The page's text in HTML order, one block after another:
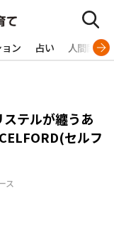
ン 占い 人間関係
テルが纏うあ
セルフ
ス